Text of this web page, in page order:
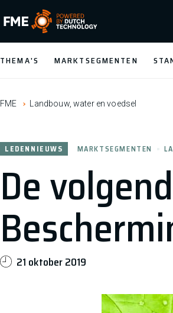
FME Logo, to the homepage
THEMA'S MARKTSEGMENTEN
FME Landbouw, water en voedsel
De
LEDENNIEUWS MARKTSEGMENTEN
21 oktober 2019